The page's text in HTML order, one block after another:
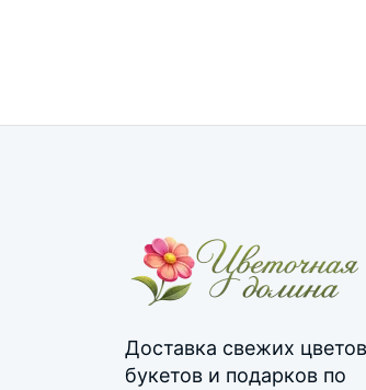
Доставка свежих
букетов и подарков по